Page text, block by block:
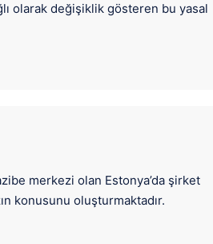
olarak değişiklik gösteren bu yasal
merkezi olan Estonya’da şirket
konusunu oluşturmaktadır.